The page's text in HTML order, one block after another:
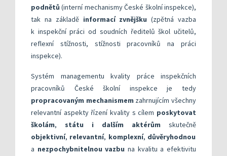
podnětů (interní mechanismy České školní inspekce),
tak na základěinformací zvnějšku (zpětná vazba
k inspekční práci od soudních ředitelů škol učitelů,
reflexní stížnosti, stížnosti pracovníků na práci
inspekce).
Systém managementu kvality práce inspekčních
pracovníků České školní inspekce je tedy
propracovaným mechanismem zahrnujícím všechny
relevantní aspekty řízení kvality s cílem poskytovat
školám, státu i dalším aktérům skutečně
objektivní, relevantní, komplexní, důvěryhodnou
a nezpochybnitelnou vazbu na kvalitu a efektivitu